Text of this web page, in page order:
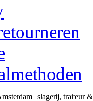
| slagerij, traiteur